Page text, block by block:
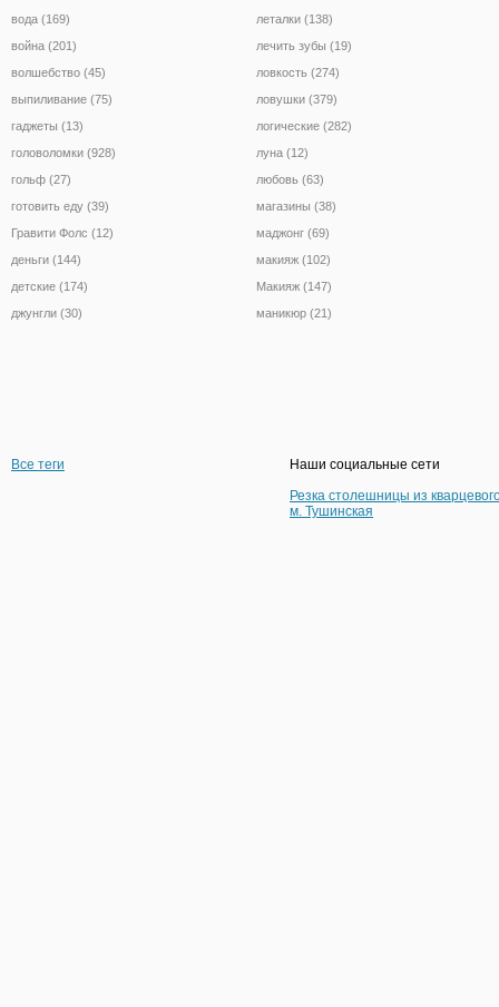
вода (169)
война (201)
волшебство (45)
выпиливание (75)
гаджеты (13)
головоломки (928)
гольф (27)
готовить еду (39)
Гравити Фолс (12)
деньги (144)
детские (174)
джунгли (30)
леталки (138)
лечить зубы (19)
ловкость (274)
ловушки (379)
логические (282)
луна (12)
любовь (63)
магазины (38)
маджонг (69)
макияж (102)
Макияж (147)
маникюр (21)
Все теги
Наши социальные сети
Резка столешницы из
м. Тушинская